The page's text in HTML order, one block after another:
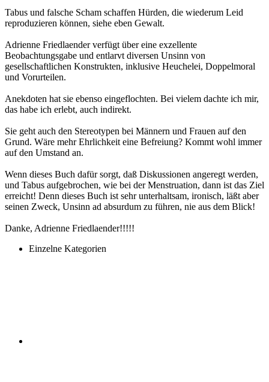
Tabus und falsche Scham schaffen Hürden, die wiederum Leid
reproduzieren können, siehe eben Gewalt.
Adrienne Friedlaender verfügt über eine exzellente
Beobachtungsgabe und entlarvt diversen Unsinn von
gesellschaftlichen Konstrukten, inklusive Heuchelei, Doppelmoral
und Vorurteilen.
Anekdoten hat sie ebenso eingeflochten. Bei vielem dachte ich mir,
das habe ich erlebt, auch indirekt.
Sie geht auch den Stereotypen bei Männern und Frauen auf den
Grund. Wäre mehr Ehrlichkeit eine Befreiung? Kommt wohl immer
auf den Umstand an.
Wenn dieses Buch dafür sorgt, daß Diskussionen angeregt werden,
und Tabus aufgebrochen, wie bei der Menstruation, dann ist das Ziel
erreicht! Denn dieses Buch ist sehr unterhaltsam, ironisch, läßt aber
seinen Zweck, Unsinn ad absurdum zu führen, nie aus dem Blick!
Danke, Adrienne Friedlaender!!!!!
Einzelne Kategorien